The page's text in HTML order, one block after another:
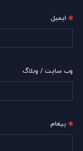
ایمیل
وب سایت / وبلاگ
پیغام